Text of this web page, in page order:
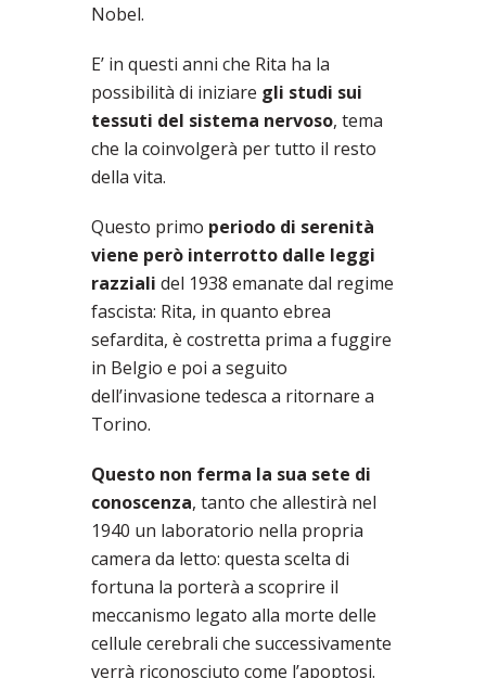
Nobel.
E’ in questi anni che Rita ha la
possibilità di iniziare gli studi sui
tessuti del sistema nervoso, tema
che la coinvolgerà per tutto il resto
della vita.
Questo primo periodo di serenità
viene però interrotto dalle leggi
razziali del 1938 emanate dal regime
fascista: Rita, in quanto ebrea
sefardita, è costretta prima a fuggire
in Belgio e poi a seguito
dell’invasione tedesca a ritornare a
Torino.
Questo non ferma la sua sete di
conoscenza, tanto che allestirà nel
1940 un laboratorio nella propria
camera da letto: questa scelta di
fortuna la porterà a scoprire il
meccanismo legato alla morte delle
cellule cerebrali che successivamente
verrà riconosciuto come l’apoptosi.